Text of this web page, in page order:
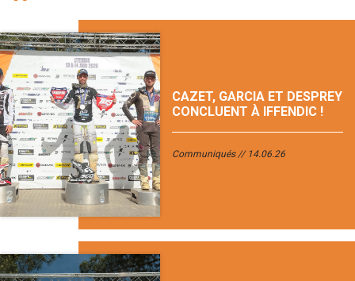
CAZET, GARCIA ET DESPREY
CONCLUENT À IFFENDIC !
Communiqués 14.06.26